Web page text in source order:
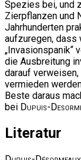
Spezies bei, und
Zierpflanzen und
Jahrhunderten
aufzuregen, dass
„Invasionspanik“
die Ausbreitung
darauf
vermieden
Beste daraus
bei Dupuis-
Literatur